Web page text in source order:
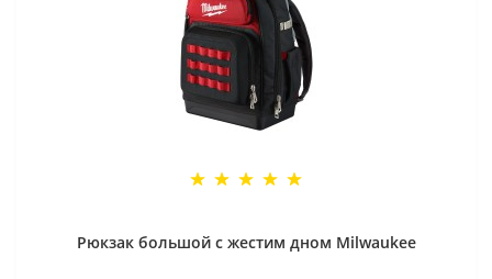
Рюкзак большой с жестим дном Milwaukee